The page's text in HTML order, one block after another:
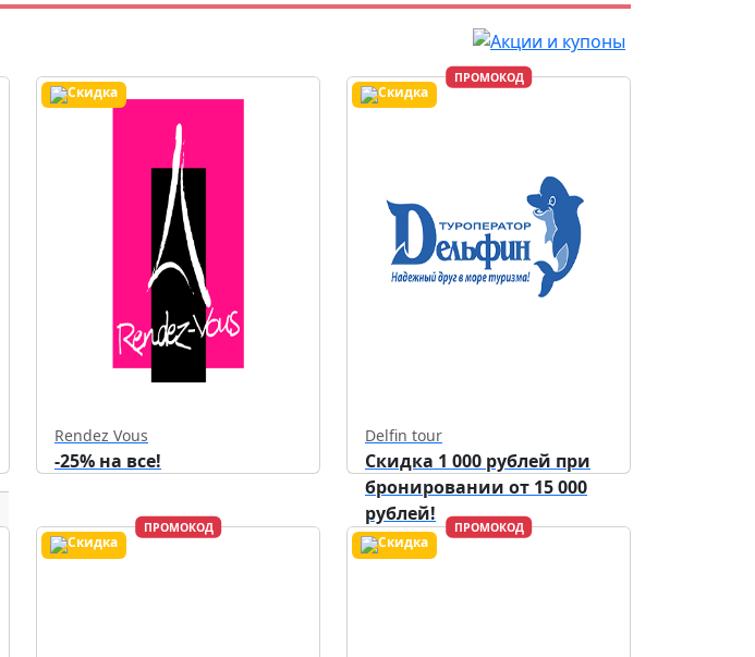
Rendez Vous
-25% на все!
ПРОМОКОД
Delfin tour
Скидка 1 000 рублей при
бронировании от 15 000
рублей!
ПРОМОКОД ПРОМОКОД